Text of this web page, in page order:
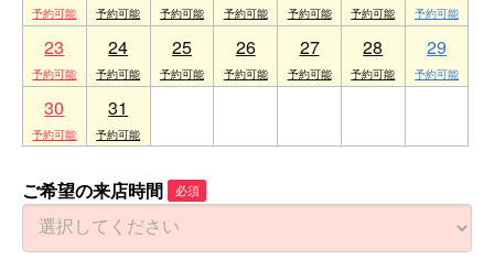
23 24 25 26 27 28 29
30 31
ご希望の来店時間 必須